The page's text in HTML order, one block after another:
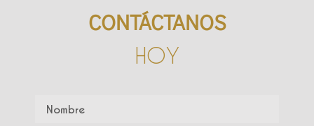
CONTÁCTANOS
HOY